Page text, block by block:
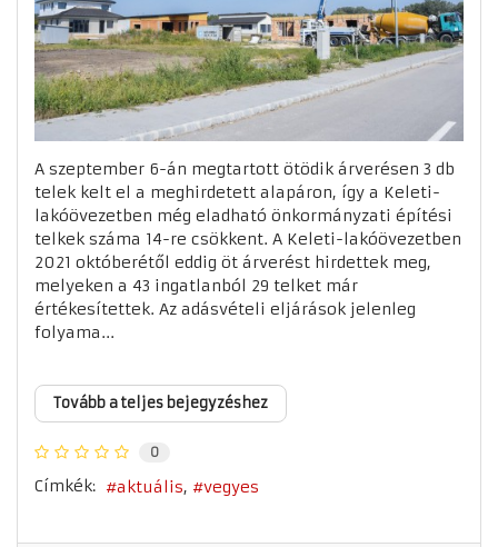
A szeptember 6-án megtartott ötödik árverésen 3 db
telek kelt el a meghirdetett alapáron, így a Keleti-
lakóövezetben még eladható önkormányzati építési
telkek száma 14-re csökkent. A Keleti-lakóövezetben
2021 októberétől eddig öt árverést hirdettek meg,
melyeken a 43 ingatlanból 29 telket már
értékesítettek. Az adásvételi eljárások jelenleg
folyama...
Tovább a teljes bejegyzéshez
0
Címkék: aktuális vegyes